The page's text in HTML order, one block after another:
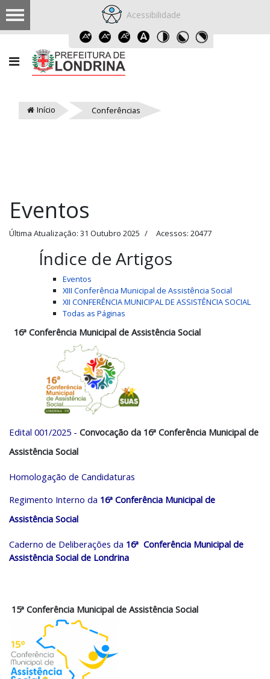
Acessibilidade
Início Conferências
Eventos
Última Atualização: 31 Outubro 2025 Acessos: 20477
Índice de Artigos
Eventos
XIII Conferência Municipal de Assistência Social
XII CONFERÊNCIA MUNICIPAL DE ASSISTÊNCIA SOCIAL
Todas as Páginas
16ª Conferência Municipal de Assistência Social
Edital 001/2025 - Convocação da 16ª Conferência Municipal de
Assistência Social
Homologação de Candidaturas
Regimento Interno da 16ª Conferência Municipal de
Assistência Social
Caderno de Deliberações da 16ª Conferência Municipal de
Assistência Social de Londrina
15ª Conferência Municipal de Assistência Social